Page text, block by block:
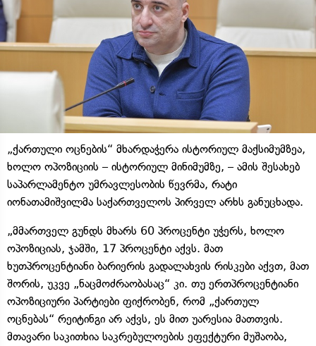
„ქართული ოცნების“ მხარდაჭერა ისტორიულ მაქსიმუმზეა,
ხოლო ოპოზიციის – ისტორიულ მინიმუმზე, – ამის შესახებ
საპარლამენტო უმრავლესობის წევრმა, რატი
იონათამიშვილმა საქართველოს პირველ არხს განუცხადა.
„მმართველ გუნდს მხარს 60 პროცენტი უჭერს, ხოლო
ოპოზიციას, ჯამში, 17 პროცენტი აქვს. მათ
ხუთპროცენტიანი ბარიერის გადალახვის რისკები აქვთ, მათ
შორის, უკვე „ნაცმოძრაობასაც“ კი. თუ ერთპროცენტიანი
ოპოზიციური პარტიები ფიქრობენ, რომ „ქართულ
ოცნებას“ რეიტინგი არ აქვს, ეს მით უარესია მათთვის.
მთავარი საკითხია საკრებულოების ეფექტური მუშაობა,